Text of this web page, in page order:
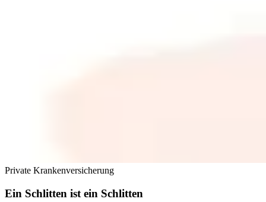
Private Krankenversicherung
Ein Schlitten ist ein Schlitten